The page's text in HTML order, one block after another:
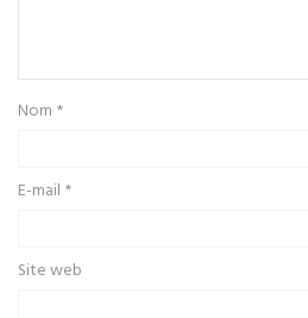
Nom *
E-mail *
Site web